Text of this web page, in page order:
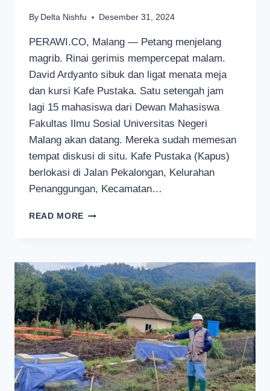
By Delta Nishfu Desember 31, 2024
PERAWI.CO, Malang — Petang menjelang
magrib. Rinai gerimis mempercepat malam.
David Ardyanto sibuk dan ligat menata meja
dan kursi Kafe Pustaka. Satu setengah jam
lagi 15 mahasiswa dari Dewan Mahasiswa
Fakultas Ilmu Sosial Universitas Negeri
Malang akan datang. Mereka sudah memesan
tempat diskusi di situ. Kafe Pustaka (Kapus)
berlokasi di Jalan Pekalongan, Kelurahan
Penanggungan, Kecamatan…
READ MORE KAFE
BERKONSEP
MBEROT
KEBUDAYAAN